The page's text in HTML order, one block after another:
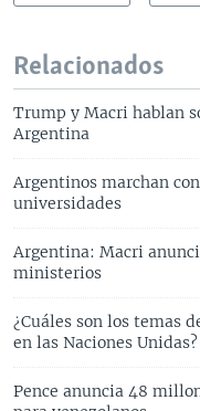
Relacionados
Trump y Macri hablan
Argentina
Argentinos marchan
universidades
Argentina: Macri
ministerios
¿Cuáles son los temas
en las Naciones Unidas?
Pence anuncia 48